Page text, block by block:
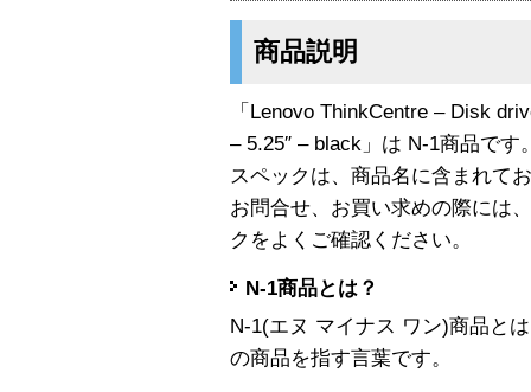
商品説明
「Lenovo ThinkCentre – Disk
– 5.25″ – black」は N-1商品です
スペックは、商品名に含まれて
お問合せ、お買い求めの際には
クをよくご確認ください。
N-1商品とは？
N-1(エヌ マイナス ワン)商品と
の商品を指す言葉です。